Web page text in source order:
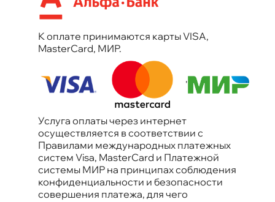
К оплате принимаются карты VISA,
MasterCard, МИР.
'
Услуга оплаты через интернет
осуществляется в соответствии с
Правилами международных платежных
систем Visa, MasterCard и Платежной
системы МИР на принципах соблюдения
конфиденциальности и безопасности
совершения платежа, для чего